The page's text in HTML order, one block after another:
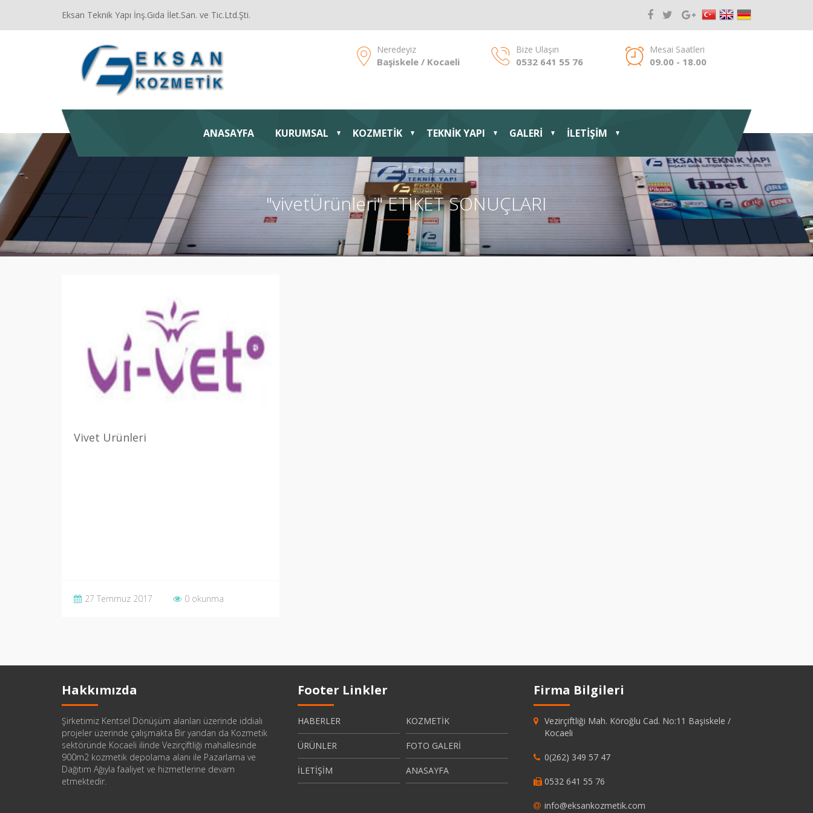
Eksan Teknik Yapı İnş.Gıda İlet.San. ve Tic.Ltd.Şti.
Neredeyiz
Başiskele / Kocaeli
Bize Ulaşın
0532 641 55 76
Mesai Saatleri
09.00 - 18.00
ANASAYFA KURUMSAL KOZMETİK TEKNİK YAPI GALERİ İLETİŞİM
"vivetÜrünleri" ETİKET SONUÇLARI
Vivet Ürünleri
27 Temmuz 2017 0 okunma
Hakkımızda
Şirketimiz Kentsel Dönüşüm alanları üzerinde iddialı
projeler üzerinde çalışmakta Bir yandan da Kozmetik
sektöründe Kocaeli ilinde Vezirçiftliği mahallesinde
900m2 kozmetik depolama alanı ile Pazarlama ve
Dağıtım Ağıyla faaliyet ve hizmetlerine devam
etmektedir.
Footer Linkler
HABERLER KOZMETİK
ÜRÜNLER FOTO GALERİ
İLETİŞİM ANASAYFA
Firma Bilgileri
Vezirçiftliği Mah. Köroğlu Cad. No:11 Başiskele /
Kocaeli
0(262) 349 57 47
0532 641 55 76
info@eksankozmetik.com